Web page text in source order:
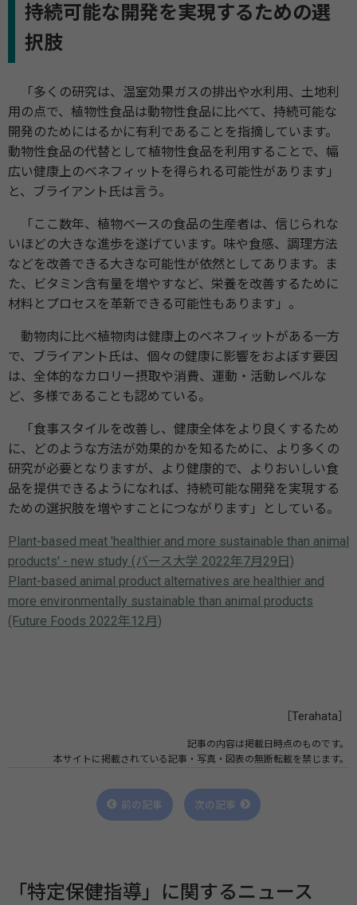
持続可能な開発を実現するための選
択肢
「多くの研究は、温室効果ガスの排出や水利用、土地利
用の点で、植物性食品は動物性食品に比べて、持続可能な
開発のためにはるかに有利であることを指摘しています。
動物性食品の代替として植物性食品を利用することで、幅
広い健康上のベネフィットを得られる可能性があります」
と、ブライアント氏は言う。
「ここ数年、植物ベースの食品の生産者は、信じられな
いほどの大きな進歩を遂げています。味や食感、調理方法
などを改善できる大きな可能性が依然としてあります。ま
た、ビタミン含有量を増やすなど、栄養を改善するために
材料とプロセスを革新できる可能性もあります」。
動物肉に比べ植物肉は健康上のベネフィットがある一方
で、ブライアント氏は、個々の健康に影響をおよぼす要因
は、全体的なカロリー摂取や消費、運動・活動レベルな
ど、多様であることも認めている。
「食事スタイルを改善し、健康全体をより良くするため
に、どのような方法が効果的かを知るために、より多くの
研究が必要となりますが、より健康的で、よりおいしい食
品を提供できるようになれば、持続可能な開発を実現する
ための選択肢を増やすことにつながります」としている。
Plant-based meat 'healthier and more sustainable than animal
products' - new study (バース大学 2022年7月29日)
Plant-based animal product alternatives are healthier and
more environmentally sustainable than animal products
(Future Foods 2022年12月)
［Terahata］
記事の内容は掲載日時点のものです。
本サイトに掲載されている記事・写真・図表の無断転載を禁じます。
前の記事 次の記事
「特定保健指導」に関するニュース